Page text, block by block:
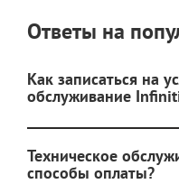
Ответы на
Как записаться на
обслуживание
Техническое
способы оплаты?